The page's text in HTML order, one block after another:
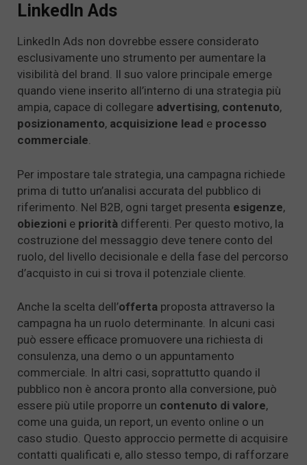
LinkedIn Ads
LinkedIn Ads non dovrebbe essere considerato
esclusivamente uno strumento per aumentare la
visibilità del brand. Il suo valore principale emerge
quando viene inserito all’interno di una strategia più
ampia, capace di collegare advertising, contenuto,
posizionamento, acquisizione lead e processo
commerciale.
Per impostare tale strategia, una campagna richiede
prima di tutto un’analisi accurata del pubblico di
riferimento. Nel B2B, ogni target presenta esigenze,
obiezioni e priorità differenti. Per questo motivo, la
costruzione del messaggio deve tenere conto del
ruolo, del livello decisionale e della fase del percorso
d’acquisto in cui si trova il potenziale cliente.
Anche la scelta dell’offerta proposta attraverso la
campagna ha un ruolo determinante. In alcuni casi
può essere efficace promuovere una richiesta di
consulenza, una demo o un appuntamento
commerciale. In altri casi, soprattutto quando il
pubblico non è ancora pronto alla conversione, può
essere più utile proporre un contenuto di valore,
come una guida, un report, un evento online o un
caso studio. Questo approccio permette di acquisire
contatti qualificati e, allo stesso tempo, di rafforzare